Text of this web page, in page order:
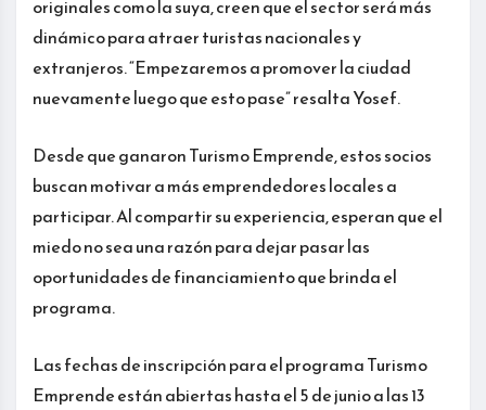
originales como la suya, creen que el sector será más
dinámico para atraer turistas nacionales y
extranjeros. “Empezaremos a promover la ciudad
nuevamente luego que esto pase” resalta Yosef.
Desde que ganaron Turismo Emprende, estos socios
buscan motivar a más emprendedores locales a
participar. Al compartir su experiencia, esperan que el
miedo no sea una razón para dejar pasar las
oportunidades de financiamiento que brinda el
programa.
Las fechas de inscripción para el programa Turismo
Emprende están abiertas hasta el 5 de junio a las 13